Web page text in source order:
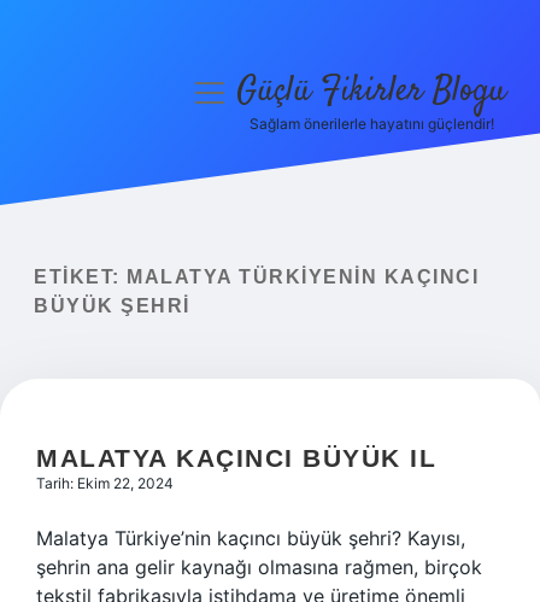
Yasal Uyarı
menüyüGüçlü Fikirler Blogu
Sağlam önerilerle hayatını güçlendir!
ETIKET:
MALATYA TÜRKIYENIN KAÇINCI
BÜYÜK ŞEHRI
MALATYA KAÇINCI BÜYÜK IL
Tarih: Ekim 22, 2024
Malatya Türkiye’nin kaçıncı büyük şehri? Kayısı,
şehrin ana gelir kaynağı olmasına rağmen, birçok
tekstil fabrikasıyla istihdama ve üretime önemli